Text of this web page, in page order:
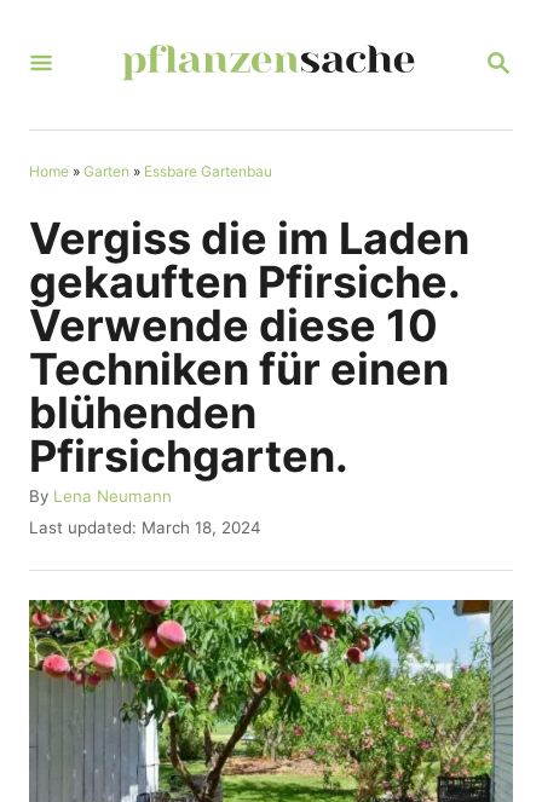
S
R
Home » Garten » Essbare Gartenbau
Vergiss die im Laden
gekauften Pfirsiche.
Verwende diese 10
Techniken für einen
blühenden
Pfirsichgarten.
By A
u
h
o
r
Lena Neumann
P
s
t
e
d
o
Last updated: March 18, 2024